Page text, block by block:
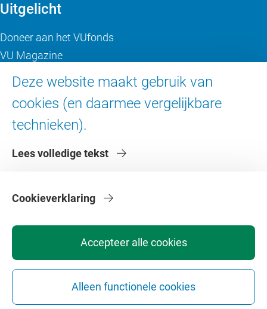
Deze website maakt gebruik van
cookies (en daarmee vergelijkbare
technieken).
Lees volledige tekst
Accepteer alle cookies
Alleen functionele cookies
Cookieverklaring
Uitgelicht
Doneer aan het VUfonds
VU Magazine
Over de VU
Contact en route
Faculteiten